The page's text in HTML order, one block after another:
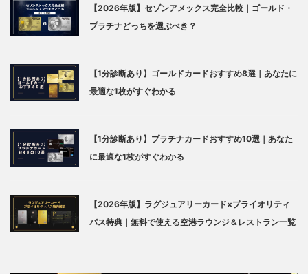
【2026年版】セゾンアメックス完全比較｜ゴールド・
プラチナどっちを選ぶべき？
【1分診断あり】ゴールドカードおすすめ8選｜あなたに
最適な1枚がすぐわかる
【1分診断あり】プラチナカードおすすめ10選｜あなた
に最適な1枚がすぐわかる
【2026年版】ラグジュアリーカード×プライオリティ
パス特典｜無料で使える空港ラウンジ＆レストラン一覧